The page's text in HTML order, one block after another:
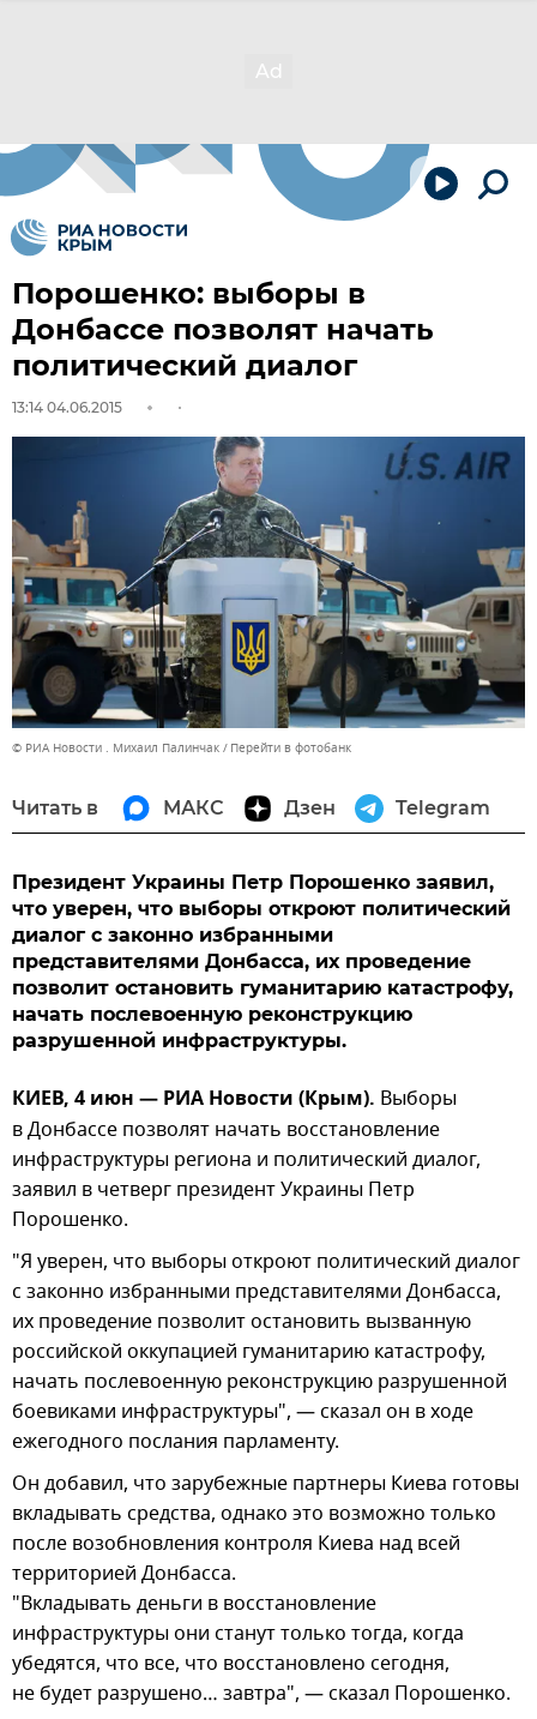
Порошенко: выборы в
Донбассе позволят начать
политический диалог
13:14 04.06.2015
© РИА Новости . Михаил Палинчак Перейти в фотобанк
Читать в МАКС Дзен Telegram
Президент Украины Петр Порошенко заявил,
что уверен, что выборы откроют политический
диалог с законно избранными
представителями Донбасса, их проведение
позволит остановить гуманитарию катастрофу,
начать послевоенную реконструкцию
разрушенной инфраструктуры.
КИЕВ, 4 июн — РИА Новости (Крым). Выборы
в Донбассе позволят начать восстановление
инфраструктуры региона и политический диалог,
заявил в четверг президент Украины Петр
Порошенко.
"Я уверен, что выборы откроют политический диалог
с законно избранными представителями Донбасса,
их проведение позволит остановить вызванную
российской оккупацией гуманитарию катастрофу,
начать послевоенную реконструкцию разрушенной
боевиками инфраструктуры", — сказал он в ходе
ежегодного послания парламенту.
Он добавил, что зарубежные партнеры Киева готовы
вкладывать средства, однако это возможно только
после возобновления контроля Киева над всей
территорией Донбасса.
"Вкладывать деньги в восстановление
инфраструктуры они станут только тогда, когда
убедятся, что все, что восстановлено сегодня,
не будет разрушено… завтра", — сказал Порошенко.